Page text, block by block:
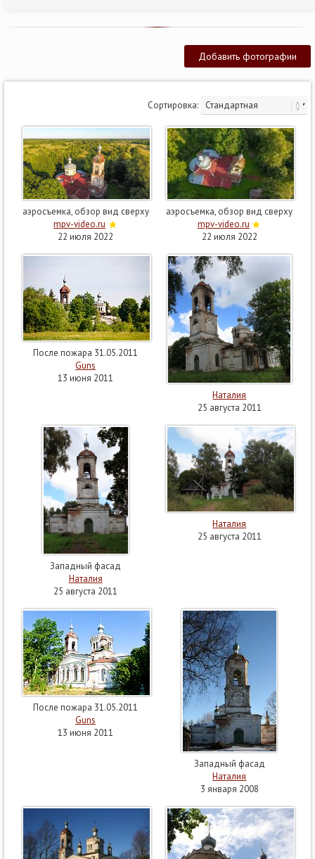
Добавить фотографии
Сортировка:
аэросъемка, обзор вид сверху
mpv-video.ru
22 июля 2022
аэросъемка, обзор вид сверху
mpv-video.ru
22 июля 2022
После пожара 31.05.2011
Guns
13 июня 2011
Наталия
25 августа 2011
Западный фасад
Наталия
25 августа 2011
Наталия
25 августа 2011
После пожара 31.05.2011
Guns
13 июня 2011
Западный фасад
Наталия
3 января 2008